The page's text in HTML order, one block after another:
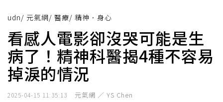
udn/ 元氣網/ 醫療/ 精神．身心
看感人電影卻沒哭可能是生
病了！精神科醫揭4種不容易
掉淚的情況
2025-04-15 11:35:13 元氣網 ／ YS Chen